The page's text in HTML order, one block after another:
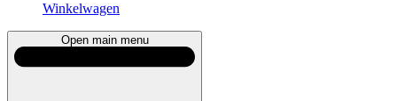
Winkelwagen
Open main menu